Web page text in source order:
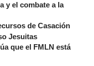
y el combate a la
de Casación
Jesuitas
que el FMLN está